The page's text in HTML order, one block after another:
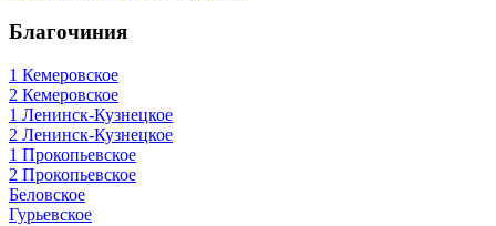
Благочиния
1 Кемеровское
2 Кемеровское
1 Ленинск-Кузнецкое
2 Ленинск-Кузнецкое
1 Прокопьевское
2 Прокопьевское
Беловское
Гурьевское